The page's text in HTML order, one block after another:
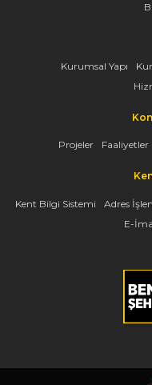
Kurumsal Yapı
Projeler Faaliyetler
Kent Bilgi Sistemi Adres
E-